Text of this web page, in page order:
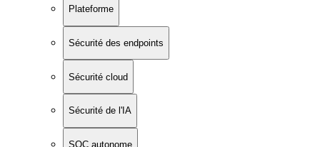
Plateforme
Sécurité des endpoints
Sécurité cloud
Sécurité de l'IA
SOC autonome